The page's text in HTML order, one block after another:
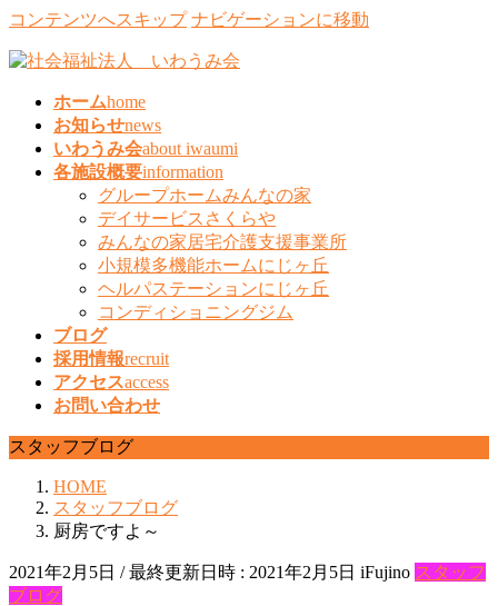
コンテンツへスキップ ナビゲーションに移動
ホームhome
お知らせnews
いわうみ会about iwaumi
各施設概要information
グループホームみんなの家
デイサービスさくらや
みんなの家居宅介護支援事業所
小規模多機能ホームにじヶ丘
ヘルパステーションにじヶ丘
コンディショニングジム
ブログ
採用情報recruit
アクセスaccess
お問い合わせ
スタッフブログ
HOME
スタッフブログ
厨房ですよ～
2021年2月5日 / 最終更新日時 : 2021年2月5日 iFujino スタッフ
ブログ